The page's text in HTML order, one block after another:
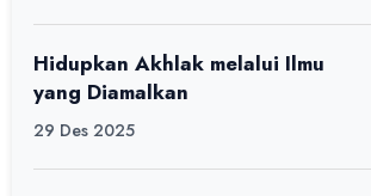
Hidupkan Akhlak melalui Ilmu
yang Diamalkan
29 Des 2025